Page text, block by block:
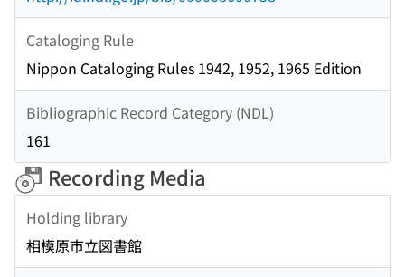
Cataloging Rule
Nippon Cataloging Rules 1942, 1952, 1965 Edition
Bibliographic Record Category (NDL)
161
Recording Media
Holding library
相模原市立図書館